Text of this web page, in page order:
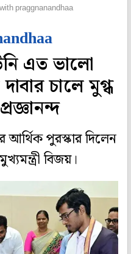
praggnanandhaa
এত ভালো
চালে মুগ্ধ
আর্থিক পুরস্কার দিলেন
বিজয়।